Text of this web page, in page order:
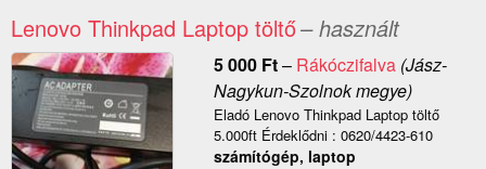
Lenovo Thinkpad Laptop töltő– használt
5 000 Ft– Rákóczifalva(Jász-
Nagykun-Szolnok megye)
Eladó Lenovo Thinkpad Laptop töltő
5.000ft Érdeklődni : 0620/4423-610
számítógép, laptop